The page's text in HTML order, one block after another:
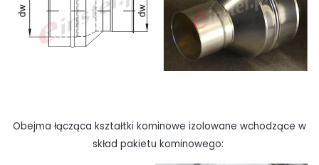
Obejma łącząca kształtki kominowe izolowane wchodzące w
skład pakietu kominowego: